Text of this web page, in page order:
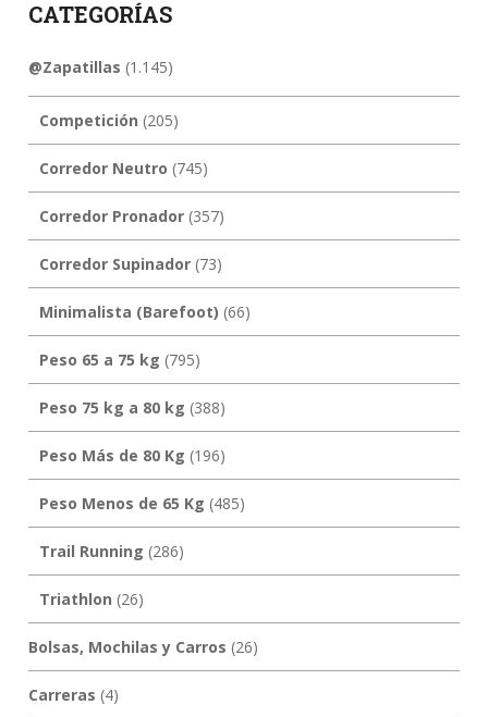
CATEGORÍAS
@Zapatillas (1.145)
Competición (205)
Corredor Neutro (745)
Corredor Pronador(357)
Corredor Supinador(73)
Minimalista (Barefoot) (66)
Peso 65 a 75 kg (795)
Peso 75 kg a 80 kg (388)
Peso Más de 80 Kg (196)
Peso Menos de 65 Kg (485)
Trail Running (286)
Triathlon (26)
Bolsas, Mochilas y Carros (26)
Carreras (4)